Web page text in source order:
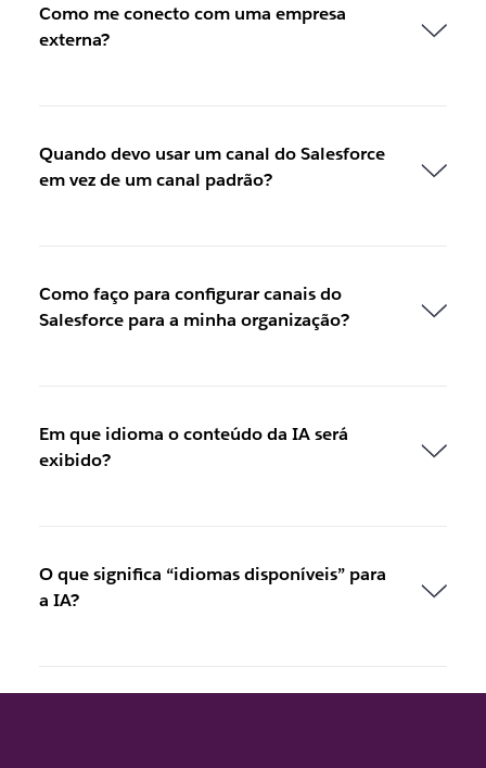
Como me conecto com uma empresa
externa?
Quando devo usar um canal do Salesforce
em vez de um canal padrão?
Como faço para configurar canais do
Salesforce para a minha organização?
Em que idioma o conteúdo da IA será
exibido?
O que significa “idiomas disponíveis” para
a IA?